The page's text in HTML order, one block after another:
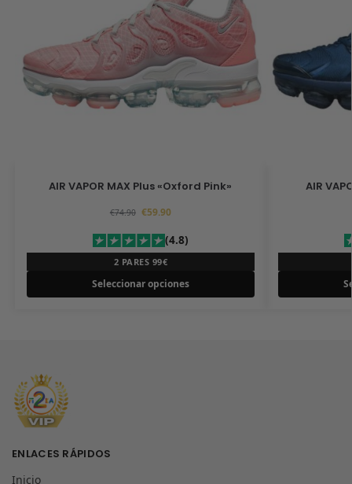
AIR VAPOR MAX Plus «Oxford Pink»
€74.90 €59.90
(4.8)
2 PARES 99€
Seleccionar opciones
AIR
ENLACES RÁPIDOS
Inicio